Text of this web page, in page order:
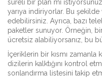
süreli bir plan mı
yarıya indiriyorlar. Bu
edebilirsiniz. Ayrıca, bazı
paketler sunuyor. Örneğin,
ücretsiz alabiliyorsanız, bu
İçeriklerin bir kısmı zamanla
dizilerin kalktığını kontrol
sonlandırma listesini takip